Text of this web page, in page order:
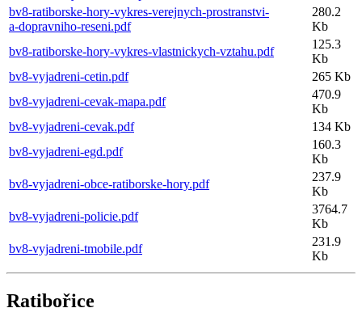
bv8-ratiborske-hory-vykres-verejnych-prostranstvi-
a-dopravniho-reseni.pdf
280.2
Kb
bv8-ratiborske-hory-vykres-vlastnickych-vztahu.pdf
125.3
Kb
bv8-vyjadreni-cetin.pdf
265 Kb
bv8-vyjadreni-cevak-mapa.pdf
470.9
Kb
bv8-vyjadreni-cevak.pdf
134 Kb
bv8-vyjadreni-egd.pdf
160.3
Kb
bv8-vyjadreni-obce-ratiborske-hory.pdf
237.9
Kb
bv8-vyjadreni-policie.pdf
3764.7
Kb
bv8-vyjadreni-tmobile.pdf
231.9
Kb
Ratibořice